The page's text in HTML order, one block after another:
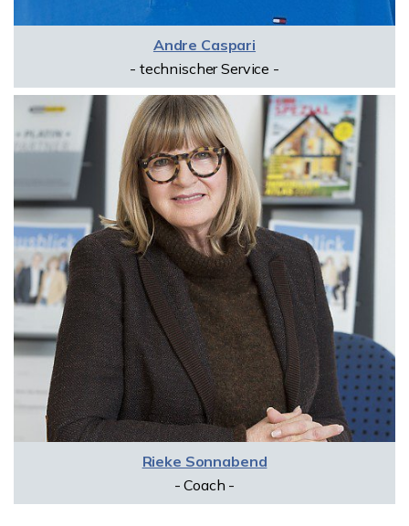
Andre Caspari
- technischer Service -
Rieke Sonnabend
- Coach -